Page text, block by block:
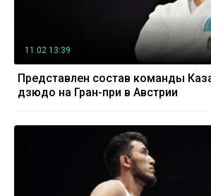
11.02 13:39
Представлен состав команды
дзюдо на Гран-при в Австрии